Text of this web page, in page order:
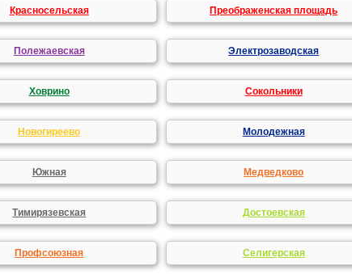
Красносельская Преображенская площадь
Полежаевская Электрозаводская
Ховрино Сокольники
Новогиреево Молодежная
Южная Медведково
Тимирязевская Достоевская
Профсоюзная Селигерская